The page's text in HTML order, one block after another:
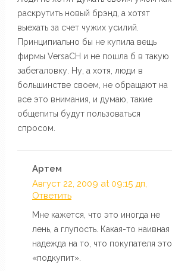
раскрутить новый брэнд, а хотят
выехать за счет чужих усилий.
Принципиально бы не купила вещь
фирмы VersaCH и не пошла б в такую
забегаловку. Ну, а хотя, люди в
большинстве своем, не обращают на
все это внимания, и думаю, такие
общепиты будут пользоваться
спросом.
Артем
Август 22, 2009 at 09:15 дп,
Ответить
Мне кажется, что это иногда не
лень, а глупость. Какая-то наивная
надежда на то, что покупателя это
«подкупит».